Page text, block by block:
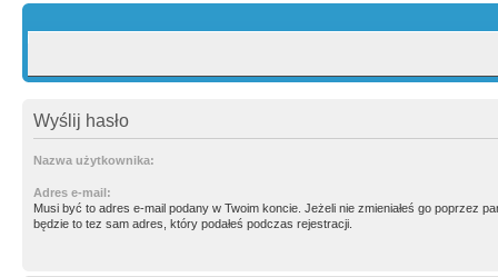
Wyślij hasło
Nazwa użytkownika:
Adres e-mail:
Musi być to adres e-mail podany w Twoim koncie. Jeżeli nie zmieniałeś go poprzez
będzie to tez sam adres, który podałeś podczas rejestracji.